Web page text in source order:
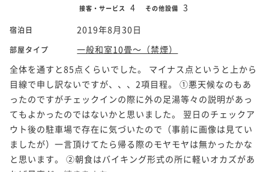
接客・サービス 4 その他設備 3
宿泊日 2019年8月30日
部屋タイプ
一般和室10畳～（禁煙）
全体を通すと85点くらいでした。 マイナス点というと上から
目線で申し訳ないですが、、、2項目程。 ①悪天候なのもあ
ったのですがチェックインの際に外の足湯等々の説明があっ
てもよかったのではないかと思いました。 翌日のチェックア
ウト後の駐車場で存在に気づいたので（事前に画像は見てい
ましたが）一言頂けてたら帰る際のモヤモヤは無かったかな
と思います。 ②朝食はバイキング形式の所に軽いオカズがあ